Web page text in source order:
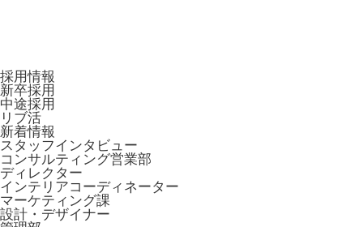
採用情報
新卒採用
中途採用
リブ活
新着情報
スタッフインタビュー
コンサルティング営業部
ディレクター
インテリアコーディネーター
マーケティング課
設計・デザイナー